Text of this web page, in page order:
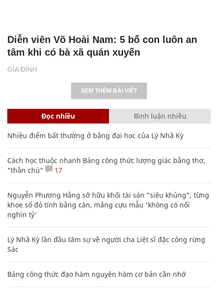
GIA ĐÌNH
Diễn viên Võ Hoài Nam: 5 bố con luôn an
tâm khi có bà xã quán xuyến
XEM THÊM BÀI VIẾT
Đọc nhiều Bình luận nhiều
Nhiều điểm bất thường ở bằng đại học của Lý Nhã Kỳ
Cách học thuộc nhanh Bảng công thức lượng giác bằng thơ,
"thần chú"
17
Nguyễn Phương Hằng sở hữu khối tài sản "siêu khủng", từng
khoe sổ đỏ tính bằng cân, mắng cựu mẫu 'không có nổi
nghìn tỷ'
Lý Nhã Kỳ lần đầu tâm sự về người cha Liệt sĩ đặc công rừng
Sác
Bảng công thức đạo hàm nguyên hàm cơ bản cần nhớ